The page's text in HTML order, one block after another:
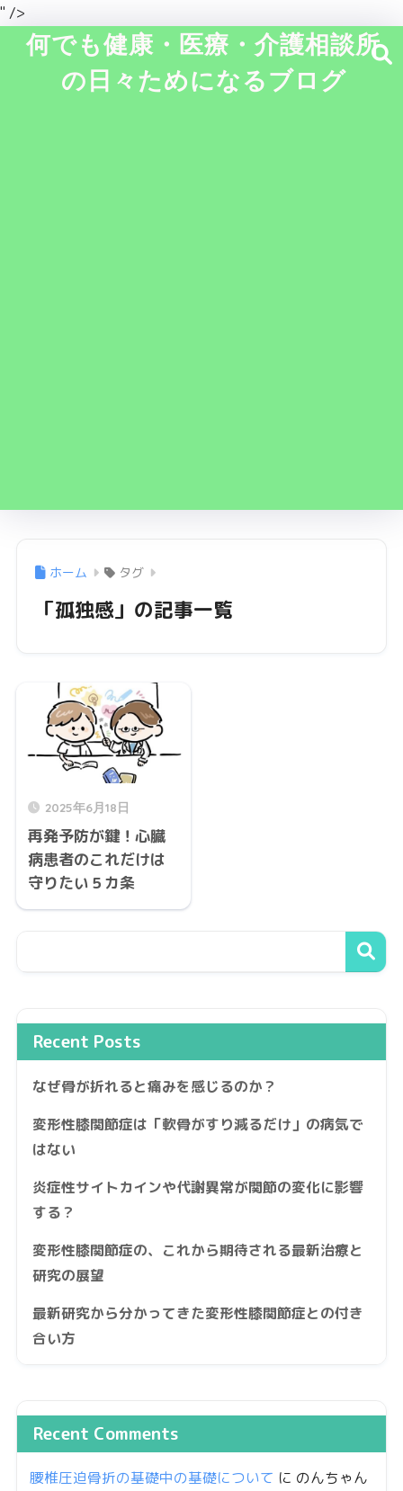
" />
何でも健康・医療・介護相談所
の日々ためになるブログ
ホーム タグ
「孤独感」の記事一覧
2025年6月18日
再発予防が鍵！心臓
病患者のこれだけは
守りたい５カ条
Recent Posts
なぜ骨が折れると痛みを感じるのか？
変形性膝関節症は「軟骨がすり減るだけ」の病気で
はない
炎症性サイトカインや代謝異常が関節の変化に影響
する？
変形性膝関節症の、これから期待される最新治療と
研究の展望
最新研究から分かってきた変形性膝関節症との付き
合い方
Recent Comments
腰椎圧迫骨折の基礎中の基礎について に のんちゃん